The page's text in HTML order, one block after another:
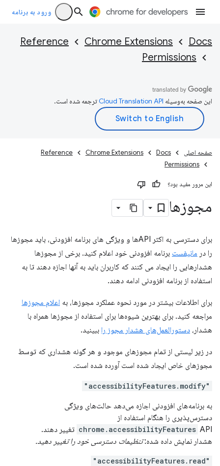
ورود به برنامه
Docs
Chrome Extensions
Reference
Permissions
این صفحه به‌وسیله ترجمه شده است.
صفحه اصلی Docs
Chrome Extensions
Reference
Permissions
این مرور مفید بود؟
مجوزها
برای دسترسی به اکثر APIها و ویژگی های برنامه افزودنی، باید مجوزها
را در مانیفست برنامه افزودنی خود اعلام کنید. برخی از مجوزها
هشدارهایی را ایجاد می کنند که کاربران باید به آنها اجازه دهند تا به
استفاده از برنامه افزودنی ادامه دهند.
برای اطلاعات بیشتر در مورد نحوه عملکرد مجوزها، به اعلام مجوزها
مراجعه کنید. برای بهترین شیوه‌ها برای استفاده از مجوزها همراه با
هشدار، دستورالعمل‌های هشدار مجوز را ببینید.
در زیر لیستی از تمام مجوزهای موجود و هر گونه هشداری که توسط
مجوزهای خاص ایجاد شده است آورده شده است.
"accessibilityFeatures.modify"
به برنامه‌های افزودنی اجازه می‌دهد حالت‌های ویژگی
دسترس‌پذیری را هنگام استفاده از
chrome.accessibilityFeatures API تغییر دهند.
هشدار نمایش داده شده:تنظیمات دسترسی خود را تغییر دهید.
"accessibilityFeatures.read"